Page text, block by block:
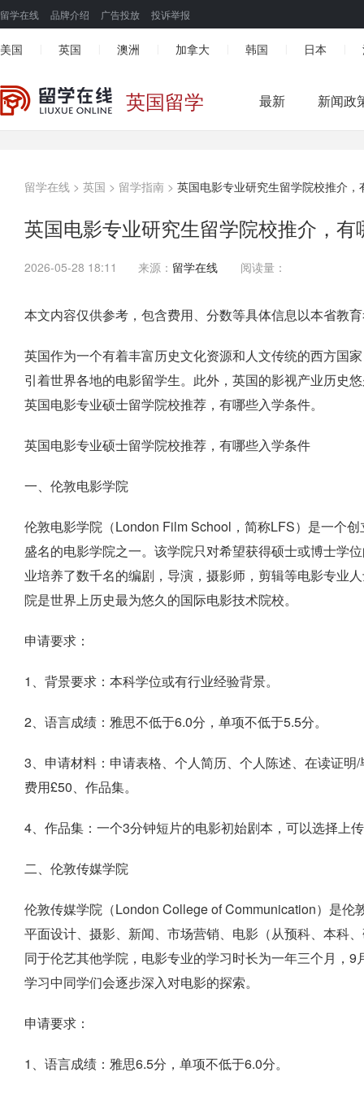
留学在线 品牌介绍 广告投放 投诉举报
美国 英国 澳洲 加拿大 韩国 日本
英国留学 最新 新闻政
留学在线 > 英国 > 留学指南 > 英国电影专业研究生留学院校推介，
英国电影专业研究生留学院校推介，有
2026-05-28 18:11 来源： 留学在线 阅读量：
本文内容仅供参考，包含费用、分数等具体信息以本省教
英国作为一个有着丰富历史文化资源和人文传统的西方国
引着世界各地的电影留学生。此外，英国的影视产业历史
英国电影专业硕士留学院校推荐，有哪些入学条件。
英国电影专业硕士留学院校推荐，有哪些入学条件
一、伦敦电影学院
伦敦电影学院（London Film School，简称LFS）是一个
盛名的电影学院之一。该学院只对希望获得硕士或博士学
业培养了数千名的编剧，导演，摄影师，剪辑等电影专业
院是世界上历史最为悠久的国际电影技术院校。
申请要求：
1、背景要求：本科学位或有行业经验背景。
2、语言成绩：雅思不低于6.0分，单项不低于5.5分。
3、申请材料：申请表格、个人简历、个人陈述、在读证
费用£50、作品集。
4、作品集：一个3分钟短片的电影初始剧本，可以选择上
二、伦敦传媒学院
伦敦传媒学院（London College of Communication）是
平面设计、摄影、新闻、市场营销、电影（从预科、本科
同于伦艺其他学院，电影专业的学习时长为一年三个月，
学习中同学们会逐步深入对电影的探索。
申请要求：
1、语言成绩：雅思6.5分，单项不低于6.0分。